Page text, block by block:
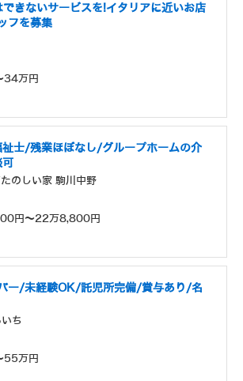
きないサービスを!イタリアに近いお店
フを募集
34万円
士/残業ほぼなし/グループホームの介
可
のしい家 駒川中野
円～22万8,800円
ー/未経験OK/託児所完備/賞与あり/名
ち
55万円